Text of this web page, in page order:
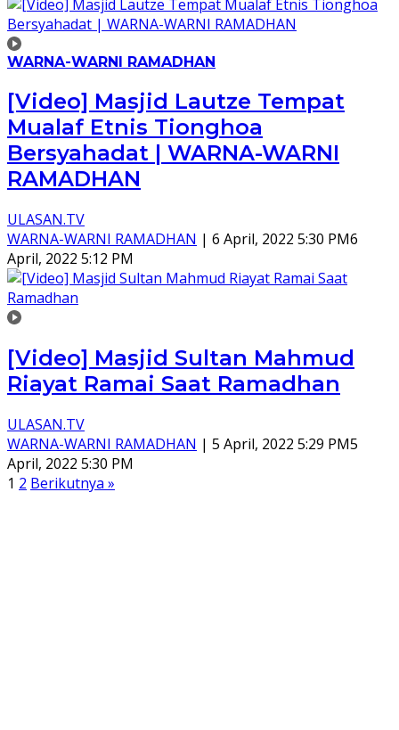
WARNA-WARNI RAMADHAN
[Video] Masjid Lautze Tempat
Mualaf Etnis Tionghoa
Bersyahadat | WARNA-WARNI
RAMADHAN
ULASAN.TV
WARNA-WARNI RAMADHAN | 6 April, 2022 5:30 PM6
April, 2022 5:12 PM
[Video] Masjid Sultan Mahmud
Riayat Ramai Saat Ramadhan
ULASAN.TV
WARNA-WARNI RAMADHAN | 5 April, 2022 5:29 PM5
April, 2022 5:30 PM
Paginasi
1 2 Berikutnya »